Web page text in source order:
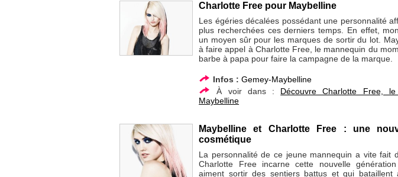
Charlotte Free pour Maybelline
Les égéries décalées possédant une personnalité
plus recherchées ces derniers temps. En effet,
un moyen sûr pour les marques de sortir du lot.
à faire appel à Charlotte Free, le mannequin du
barbe à papa pour faire la campagne de la marque.
Infos : Gemey-Maybelline
À voir dans : Découvre Charlotte Free,
Maybelline
Maybelline et Charlotte Free : une
cosmétique
La personnalité de ce jeune mannequin a vite fait
Charlotte Free incarne cette nouvelle
aiment sortir des sentiers battus et qui bataillent